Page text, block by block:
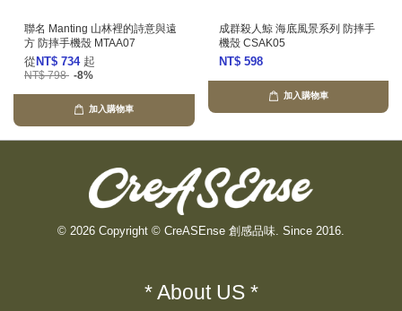
聯名 Manting 山林裡的詩意與遠
方 防摔手機殼 MTAA07
從 NT$ 734 起
NT$ 798 -8%
加入購物車
成群殺人鯨 海底風景系列 防摔手
機殼 CSAK05
NT$ 598
加入購物車
© 2026 Copyright © CreASEnse 創感品味. Since 2016.
* About US *